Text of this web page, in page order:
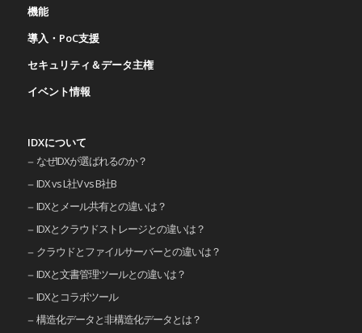
機能
導入・PoC支援
セキュリティ＆データ主権
イベント情報
IDXについて
なぜIDXが選ばれるのか？
IDX vs L社V vs B社B
IDXとメール共有との違いは？
IDXとクラウドストレージとの違いは？
クラウドとファイルサーバーとの違いは？
IDXと文書管理ツールとの違いは？
IDXとコラボツール
構造化データと非構造化データとは？